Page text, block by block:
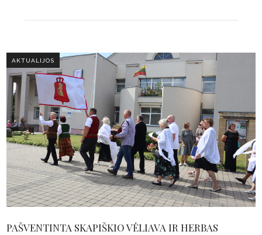
AKTUALIJOS
PAŠVENTINTA SKAPIŠKIO VĖLIAVA IR HERBAS